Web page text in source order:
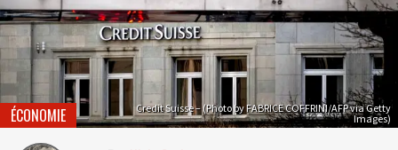
Credit Suisse – (Photo by FABRICE COFFRINI/AFP via Getty
Images)
ÉCONOMIE